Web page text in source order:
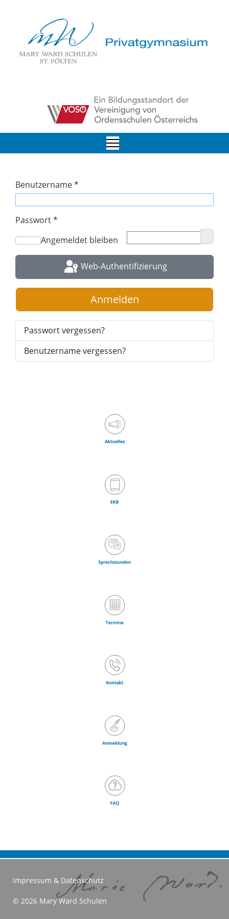
Benutzername*
Passwort*
Angemeldet bleiben
Web-Authentifizierung
Anmelden
Passwort vergessen?
Benutzername vergessen?
Impressum & Datenschutz
© 2026 Mary Ward Schulen